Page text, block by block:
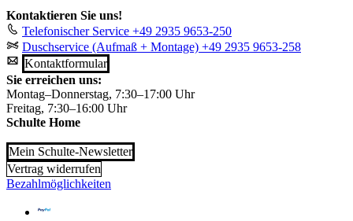
Kontaktieren Sie uns!
Telefonischer Service +49 2935 9653-250
Duschservice (Aufmaß + Montage) +49 2935 9653-258
Kontaktformular
Sie erreichen uns:
Montag–Donnerstag, 7:30–17:00 Uhr
Freitag, 7:30–16:00 Uhr
Schulte Home
Mein Schulte-Newsletter
Vertrag widerrufen
Bezahlmöglichkeiten